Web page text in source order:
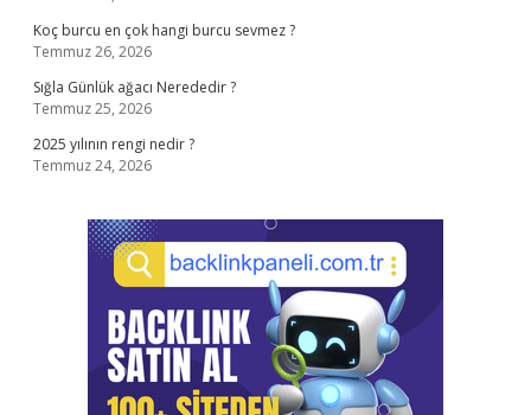
Koç burcu en çok hangi burcu sevmez ?
Temmuz 26, 2026
Sığla Günlük ağacı Nerededir ?
Temmuz 25, 2026
2025 yılının rengi nedir ?
Temmuz 24, 2026